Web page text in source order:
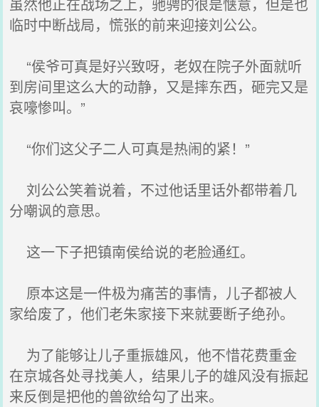
临时中断战局，慌张的前来迎接刘公公。
“侯爷可真是好兴致呀，老奴在院子外面就听
到房间里这么大的动静，又是摔东西，砸完又是
哀嚎惨叫。”
“你们这父子二人可真是热闹的紧！”
刘公公笑着说着，不过他话里话外都带着几
分嘲讽的意思。
这一下子把镇南侯给说的老脸通红。
原本这是一件极为痛苦的事情，儿子都被人
家给废了，他们老朱家接下来就要断子绝孙。
为了能够让儿子重振雄风，他不惜花费重金
在京城各处寻找美人，结果儿子的雄风没有振起
来反倒是把他的兽欲给勾了出来。